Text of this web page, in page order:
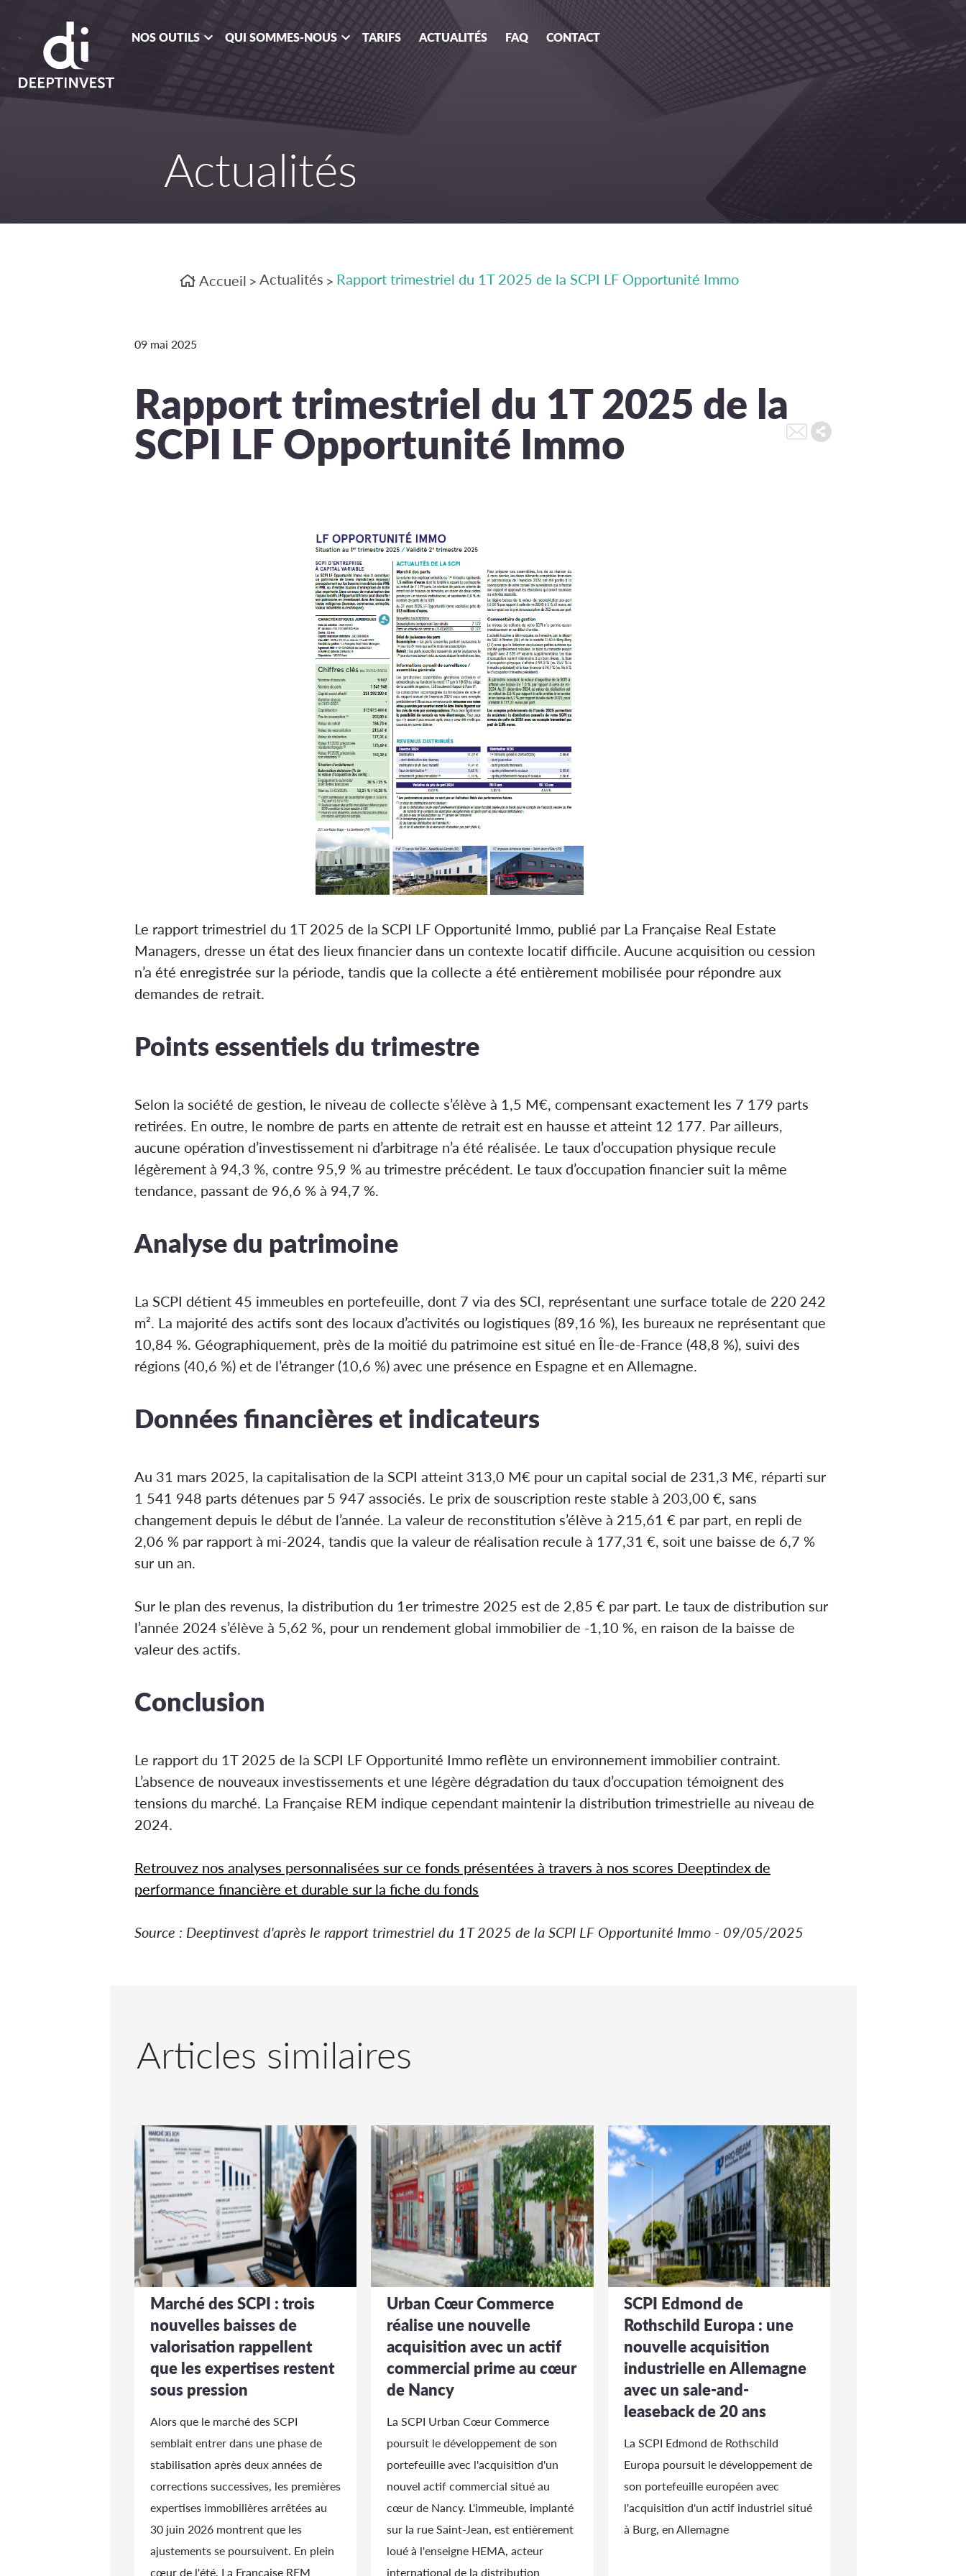
NOS OUTILS QUI SOMMES-NOUS TARIFS ACTUALITÉS FAQ CONTACT
Actualités
Accueil > Actualités > Rapport trimestriel du 1T 2025 de la SCPI LF Opportunité Immo
09 mai 2025
Rapport trimestriel du 1T 2025 de la
SCPI LF Opportunité Immo
Le rapport trimestriel du 1T 2025 de la SCPI LF Opportunité Immo, publié par La Française Real Estate
Managers, dresse un état des lieux financier dans un contexte locatif difficile. Aucune acquisition ou cession
n’a été enregistrée sur la période, tandis que la collecte a été entièrement mobilisée pour répondre aux
demandes de retrait.
Points essentiels du trimestre
Selon la société de gestion, le niveau de collecte s’élève à 1,5 M€, compensant exactement les 7 179 parts
retirées. En outre, le nombre de parts en attente de retrait est en hausse et atteint 12 177. Par ailleurs,
aucune opération d’investissement ni d’arbitrage n’a été réalisée. Le taux d’occupation physique recule
légèrement à 94,3 %, contre 95,9 % au trimestre précédent. Le taux d’occupation financier suit la même
tendance, passant de 96,6 % à 94,7 %.
Analyse du patrimoine
La SCPI détient 45 immeubles en portefeuille, dont 7 via des SCI, représentant une surface totale de 220 242
m². La majorité des actifs sont des locaux d’activités ou logistiques (89,16 %), les bureaux ne représentant que
10,84 %. Géographiquement, près de la moitié du patrimoine est situé en Île-de-France (48,8 %), suivi des
régions (40,6 %) et de l’étranger (10,6 %) avec une présence en Espagne et en Allemagne.
Données financières et indicateurs
Au 31 mars 2025, la capitalisation de la SCPI atteint 313,0 M€ pour un capital social de 231,3 M€, réparti sur
1 541 948 parts détenues par 5 947 associés. Le prix de souscription reste stable à 203,00 €, sans
changement depuis le début de l’année. La valeur de reconstitution s’élève à 215,61 € par part, en repli de
2,06 % par rapport à mi-2024, tandis que la valeur de réalisation recule à 177,31 €, soit une baisse de 6,7 %
sur un an.
Sur le plan des revenus, la distribution du 1er trimestre 2025 est de 2,85 € par part. Le taux de distribution sur
l’année 2024 s’élève à 5,62 %, pour un rendement global immobilier de -1,10 %, en raison de la baisse de
valeur des actifs.
Conclusion
Le rapport du 1T 2025 de la SCPI LF Opportunité Immo reflète un environnement immobilier contraint.
L’absence de nouveaux investissements et une légère dégradation du taux d’occupation témoignent des
tensions du marché. La Française REM indique cependant maintenir la distribution trimestrielle au niveau de
2024.
Retrouvez nos analyses personnalisées sur ce fonds présentées à travers à nos scores Deeptindex de
performance financière et durable sur la fiche du fonds
Source : Deeptinvest d'après le rapport trimestriel du 1T 2025 de la SCPI LF Opportunité Immo - 09/05/2025
Articles similaires
Marché des SCPI : trois
nouvelles baisses de
valorisation rappellent
que les expertises restent
sous pression
Alors que le marché des SCPI
semblait entrer dans une phase de
stabilisation après deux années de
corrections successives, les premières
expertises immobilières arrêtées au
30 juin 2026 montrent que les
ajustements se poursuivent. En plein
cœur de l'été, La Française REM
Urban Cœur Commerce
réalise une nouvelle
acquisition avec un actif
commercial prime au cœur
de Nancy
La SCPI Urban Cœur Commerce
poursuit le développement de son
portefeuille avec l'acquisition d'un
nouvel actif commercial situé au
cœur de Nancy. L'immeuble, implanté
sur la rue Saint-Jean, est entièrement
loué à l'enseigne HEMA, acteur
international de la distribution
SCPI Edmond de
Rothschild Europa : une
nouvelle acquisition
industrielle en Allemagne
avec un sale-and-
leaseback de 20 ans
La SCPI Edmond de Rothschild
Europa poursuit le développement de
son portefeuille européen avec
l'acquisition d'un actif industriel situé
à Burg, en Allemagne